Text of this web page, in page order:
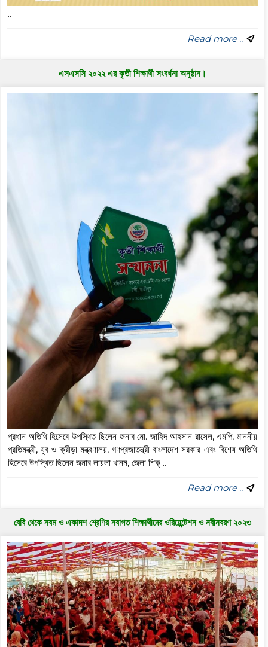
..
Read more ..
এসএসসি ২০২২ এর কৃতী শিক্ষার্থী সংবর্ধনা অনুষ্ঠান।
প্রধান অতিথি হিসেবে উপস্থিত ছিলেন জনাব মো. জাহিদ আহসান রাসেল, এমপি, মাননীয়
প্রতিমন্ত্রী, যুব ও ক্রীড়া মন্ত্রণালয়, গণপ্রজাতন্ত্রী বাংলাদেশ সরকার এবং বিশেষ অতিথি
হিসেবে উপস্থিত ছিলেন জনাব লায়লা খানম, জেলা শিক্ ..
Read more ..
বেবি থেকে নবম ও একাদশ শ্রেণির নবাগত শিক্ষার্থীদের ওরিয়েন্টেশন ও নবীনবরণ ২০২৩